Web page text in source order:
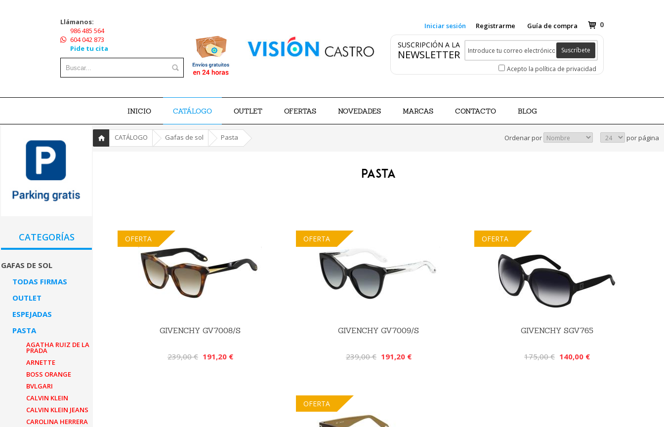
Llámanos:
986 485 564
604 042 873
Pide tu cita
0
Iniciar sesión Registrarme Guía de compra
SUSCRIPCIÓN A LA
NEWSLETTER Suscríbete
Acepto la política de privacidad
INICIO CATÁLOGO OUTLET OFERTAS NOVEDADES MARCAS CONTACTO BLOG
CATEGORÍAS
GAFAS DE SOL
TODAS FIRMAS
OUTLET
ESPEJADAS
PASTA
AGATHA RUIZ DE LA
PRADA
ARNETTE
BOSS ORANGE
BVLGARI
CALVIN KLEIN
CALVIN KLEIN JEANS
CAROLINA HERRERA
Ordenar por por página
»CATÁLOGO Gafas de sol Pasta
PASTA
OFERTA
GIVENCHY GV7008/S
239,00 € 191,20 €
OFERTA
GIVENCHY GV7009/S
239,00 € 191,20 €
OFERTA
GIVENCHY SGV765
175,00 € 140,00 €
OFERTA